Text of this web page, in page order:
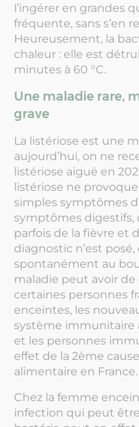
l’ingérer en grandes
fréquente, sans s’en
Heureusement, la
chaleur : elle est
minutes à 60 °C.
Une maladie rare,
grave
La listériose est une
aujourd’hui, on ne
listériose aiguë en
listériose ne
simples symptômes
symptômes digestifs,
parfois de la fièvre et
diagnostic n’est
spontanément au
maladie peut avoir
certaines personnes
enceintes, les
système immunitaire
et les personnes
effet de la 2ème
alimentaire en France.
Chez la femme
infection qui peut